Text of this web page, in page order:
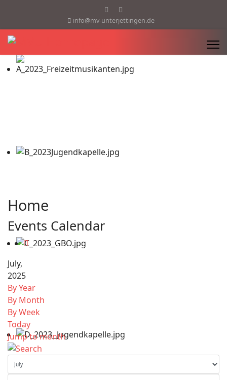
info@mv-unterjettingen.de
Home
Events Calendar
July,
2025
By Year
By Month
By Week
Today
Jump to month